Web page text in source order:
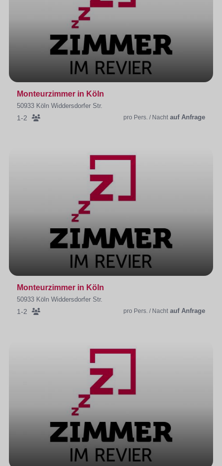
Monteurzimmer in Köln
50933 Köln Widdersdorfer Str.
1-2 pro Pers. / Nacht auf Anfrage
Monteurzimmer in Köln
50933 Köln Widdersdorfer Str.
1-2 pro Pers. / Nacht auf Anfrage